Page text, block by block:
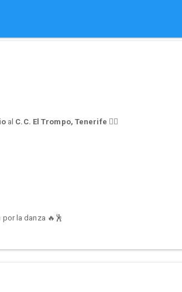
al C.C. El Trompo, Tenerife ❤️‍🔥
la danza 🔥🕺